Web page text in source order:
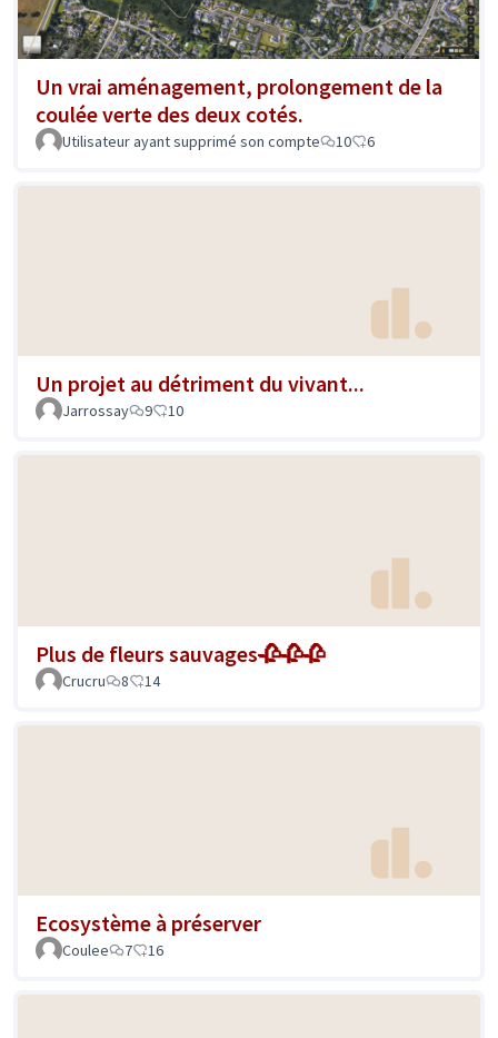
Un vrai aménagement, prolongement de la
coulée verte des deux cotés.
Utilisateur ayant supprimé son compte 10 6
Un projet au détriment du vivant...
Jarrossay 9 10
Plus de fleurs sauvages🥀🥀🥀
Crucru 8 14
Ecosystème à préserver
Coulee 7 16